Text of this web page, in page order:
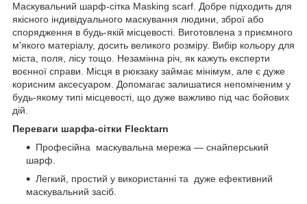
Маскувальний шарф-сітка Masking scarf. Добре підходить для
якісного індивідуального маскування людини, зброї або
спорядження в будь-якій місцевості. Виготовлена з приємного
м'якого матеріалу, досить великого розміру. Вибір кольору для
міста, поля, лісу тощо. Незамінна річ, як кажуть експерти
воєнної справи. Місця в рюкзаку займає мінімум, але є дуже
корисним аксесуаром. Допомагає залишатися непоміченим у
будь-якому типі місцевості, що дуже важливо під час бойових
дій.
Переваги шарфа-сітки Flecktarn
Професійна маскувальна мережа — снайперський
шарф.
Легкий, простий у використанні та дуже ефективний
маскувальний засіб.